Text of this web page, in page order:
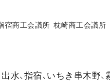
宿商工会議所 枕崎商工会議所
水、指宿、いちき串木野